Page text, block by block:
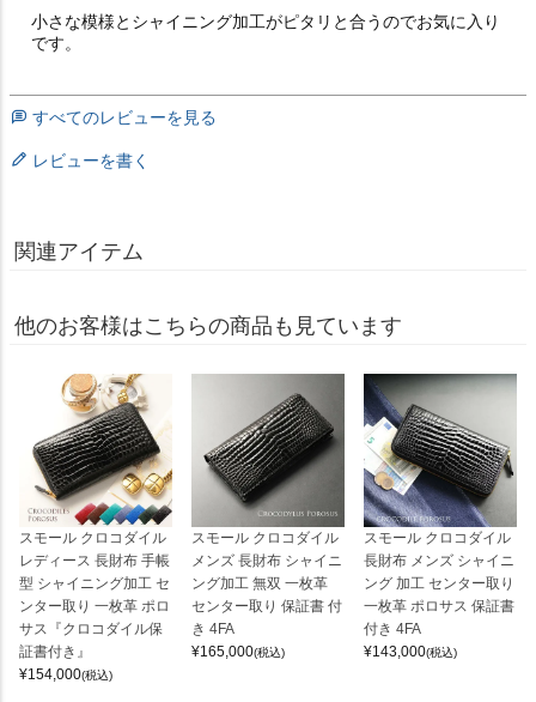
小さな模様とシャイニング加工がピタリと合うのでお気に入り
です。
すべてのレビューを見る
レビューを書く
関連アイテム
他のお客様はこちらの商品も見ています
スモール クロコダイル
レディース 長財布 手帳
型 シャイニング加工 セ
ンター取り 一枚革 ポロ
サス『クロコダイル保
証書付き』
¥154,000(税込)
スモール クロコダイル
メンズ 長財布 シャイニ
ング加工 無双 一枚革
センター取り 保証書 付
き 4FA
¥165,000(税込)
スモール クロコダイル
長財布 メンズ シャイニ
ング 加工 センター取り
一枚革 ポロサス 保証書
付き 4FA
¥143,000(税込)